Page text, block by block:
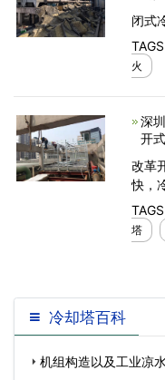
闭式
TAGS
火
深
开
改革
快，
的外
塔中
换器
TAGS
塔
冷却塔百科
机组构造以及工业凉